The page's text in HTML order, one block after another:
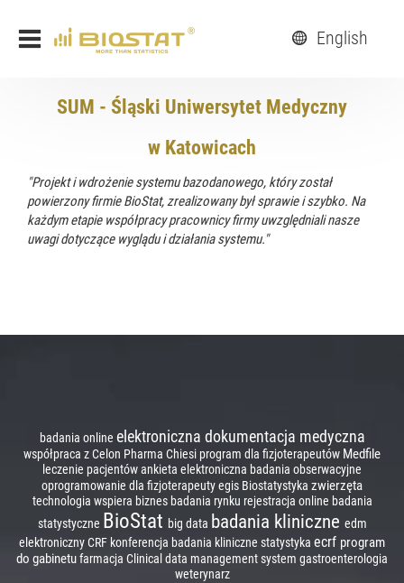
English
SUM - Śląski Uniwersytet Medyczny
w Katowicach
"Projekt i wdrożenie systemu bazodanowego, który został
powierzony firmie BioStat, zrealizowany był sprawie i szybko. Na
każdym etapie współpracy pracownicy firmy uwzględniali nasze
uwagi dotyczące wyglądu i działania systemu."
badania online elektroniczna dokumentacja medyczna
współpraca z Celon Pharma Chiesi program dla fizjoterapeutów Medfile
leczenie pacjentówankieta elektroniczna badania obserwacyjne
oprogramowanie dla fizjoterapeutyegis Biostatystyka zwierzęta
technologia wspiera biznes badania rynku rejestracja online badania
statystyczne BioStat big data badania kliniczne edm
elektroniczny CRF konferencja badania kliniczne statystyka ecrf program
do gabinetufarmacja Clinical data management system gastroenterologia
weterynarz